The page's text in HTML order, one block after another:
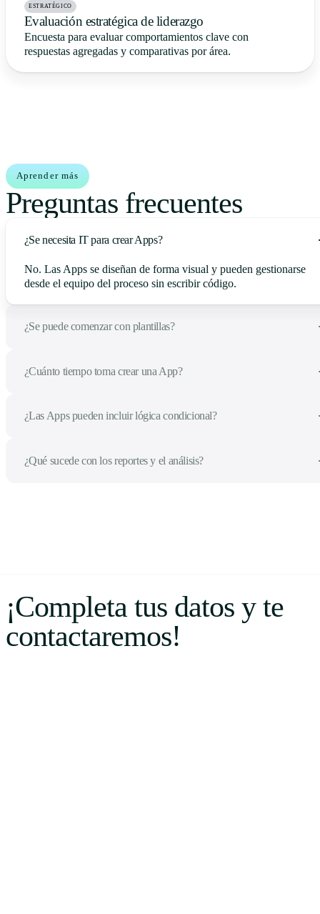
ESTRATÉGICO
Evaluación estratégica de liderazgo
Encuesta para evaluar comportamientos clave con
respuestas agregadas y comparativas por área.
Aprender más
Preguntas frecuentes
¿Se necesita IT para crear Apps?
No. Las Apps se diseñan de forma visual y pueden gestionarse
desde el equipo del proceso sin escribir código.
¿Se puede comenzar con plantillas?
¿Cuánto tiempo toma crear una App?
¿Las Apps pueden incluir lógica condicional?
¿Qué sucede con los reportes y el análisis?
¡Completa tus datos y te
contactaremos!